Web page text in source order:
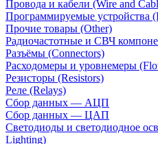
Провода и кабели (Wire and
Программируемые устройства
Прочие товары (Other)
Радиочастотные и СВЧ
Разъёмы (Connectors)
Расходомеры и уровнемеры
Резисторы (Resistors)
Реле (Relays)
Сбор данных — АЦП
Сбор данных — ЦАП
Светодиоды и светодиодное
Lighting)